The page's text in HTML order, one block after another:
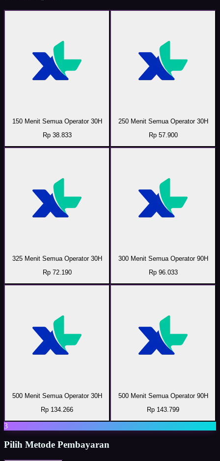
150 Menit Semua Operator 30H
Rp 38.833
250 Menit Semua Operator 30H
Rp 57.900
325 Menit Semua Operator 30H
Rp 72.190
300 Menit Semua Operator 90H
Rp 96.033
500 Menit Semua Operator 30H
Rp 134.266
500 Menit Semua Operator 90H
Rp 143.799
3
Pilih Metode Pembayaran